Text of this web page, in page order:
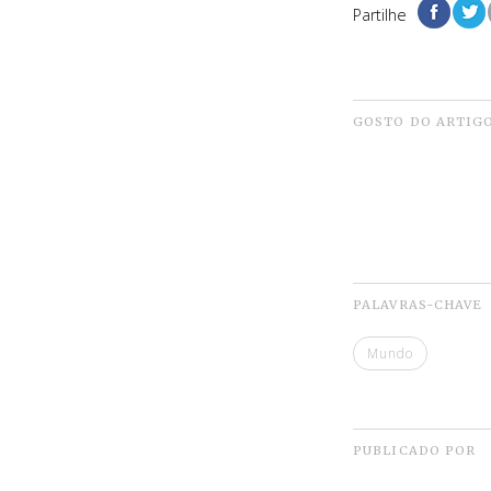
Partilhe
GOSTO DO
PALAVRAS-CHAVE
Mundo
PUBLICADO POR